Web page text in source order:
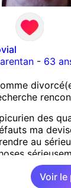
- 63
des
ma
au
et
avec
Voir le